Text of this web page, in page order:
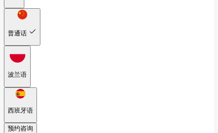
普通话
波兰语
西班牙语
预约咨询